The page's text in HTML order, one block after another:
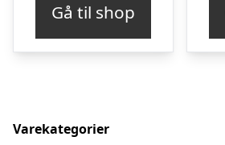
Gå til shop
Varekategorier